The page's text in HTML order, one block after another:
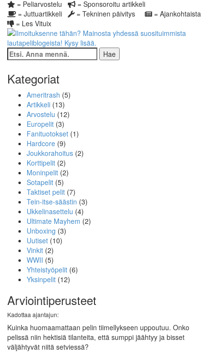
= Peliarvostelu
= Sponsoroitu artikkeli
= Juttuartikkeli
= Tekninen päivitys
= Ajankohtaista
= Les Vituix
Kategoriat
Ameritrash (5)
Artikkeli (13)
Arvostelu (12)
Europelit (3)
Fanituotokset (1)
Hardcore (9)
Joukkorahoitus (2)
Korttipelit (2)
Moninpelit (2)
Sotapelit (5)
Taktiset pelit (7)
Tein-itse-säästin (3)
Ukkelinasettelu (4)
Ultimate Mayhem (2)
Unboxing (3)
Uutiset (10)
Vinkit (2)
WWII (5)
Yhteistyöpelit (6)
Yksinpelit (12)
Arviointiperusteet
Kadottaa ajantajun:
Kuinka huomaamattaan pelin tiimellykseen uppoutuu. Onko
pelissä niin hektisiä tilanteita, että sumppi jäähtyy ja bisset
väljähtyvät niitä setviessä?